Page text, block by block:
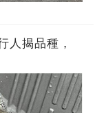
人揭品種，